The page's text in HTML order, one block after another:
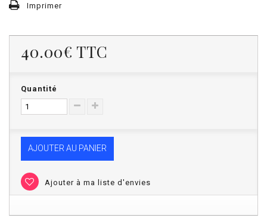
Imprimer
40.00€ TTC
Quantité
AJOUTER AU PANIER
Ajouter à ma liste d'envies